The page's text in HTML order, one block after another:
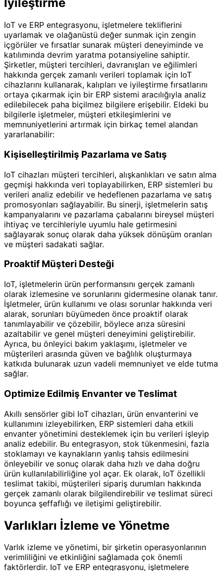
İyileştirme
IoT ve ERP entegrasyonu, işletmelere tekliflerini
uyarlamak ve olağanüstü değer sunmak için zengin
içgörüler ve fırsatlar sunarak müşteri deneyiminde ve
katılımında devrim yaratma potansiyeline sahiptir.
Şirketler, müşteri tercihleri, davranışları ve eğilimleri
hakkında gerçek zamanlı verileri toplamak için IoT
cihazlarını kullanarak, kalıpları ve iyileştirme fırsatlarını
ortaya çıkarmak için bir ERP sistemi aracılığıyla analiz
edilebilecek paha biçilmez bilgilere erişebilir. Eldeki bu
bilgilerle işletmeler, müşteri etkileşimlerini ve
memnuniyetlerini artırmak için birkaç temel alandan
yararlanabilir:
Kişiselleştirilmiş Pazarlama ve Satış
IoT cihazları müşteri tercihleri, alışkanlıkları ve satın alma
geçmişi hakkında veri toplayabilirken, ERP sistemleri bu
verileri analiz edebilir ve hedeflenen pazarlama ve satış
promosyonları sağlayabilir. Bu sinerji, işletmelerin satış
kampanyalarını ve pazarlama çabalarını bireysel müşteri
ihtiyaç ve tercihleriyle uyumlu hale getirmesini
sağlayarak sonuç olarak daha yüksek dönüşüm oranları
ve müşteri sadakati sağlar.
Proaktif Müşteri Desteği
IoT, işletmelerin ürün performansını gerçek zamanlı
olarak izlemesine ve sorunlarını gidermesine olanak tanır.
İşletmeler, ürün kullanımı ve olası sorunlar hakkında veri
alarak, sorunları büyümeden önce proaktif olarak
tanımlayabilir ve çözebilir, böylece arıza süresini
azaltabilir ve genel müşteri deneyimini geliştirebilir.
Ayrıca, bu önleyici bakım yaklaşımı, işletmeler ve
müşterileri arasında güven ve bağlılık oluşturmaya
katkıda bulunarak uzun vadeli memnuniyet ve elde tutma
sağlar.
Optimize Edilmiş Envanter ve Teslimat
Akıllı sensörler gibi IoT cihazları, ürün envanterini ve
kullanımını izleyebilirken, ERP sistemleri daha etkili
envanter yönetimini desteklemek için bu verileri işleyip
analiz edebilir. Bu entegrasyon, stok tükenmesini, fazla
stoklamayı ve kaynakların yanlış tahsis edilmesini
önleyebilir ve sonuç olarak daha hızlı ve daha doğru
ürün kullanılabilirliğine yol açar. Ek olarak, IoT özellikli
teslimat takibi, müşterileri sipariş durumları hakkında
gerçek zamanlı olarak bilgilendirebilir ve teslimat süreci
boyunca şeffaflığı ve iletişimi geliştirebilir.
Varlıkları İzleme ve Yönetme
Varlık izleme ve yönetimi, bir şirketin operasyonlarının
verimliliğini ve etkinliğini sağlamada çok önemli
faktörlerdir. IoT ve ERP entegrasyonu, işletmelere